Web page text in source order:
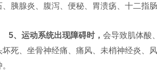
、胰腺炎、腹泻、便秘、胃溃疡、十二指
5、运动系统出现障碍时，会导致肌体酸
坏死、坐骨神经痛、痛风、未梢神经炎、